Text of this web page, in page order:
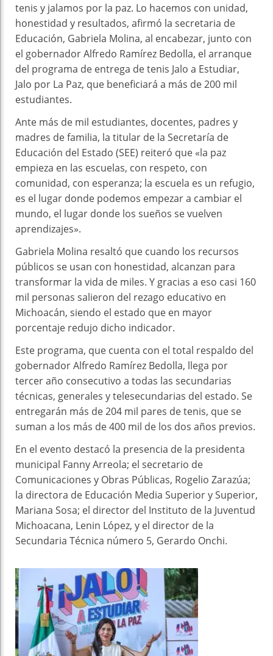
tenis y jalamos por la paz. Lo hacemos con unidad,
honestidad y resultados, afirmó la secretaria de
Educación, Gabriela Molina, al encabezar, junto con
el gobernador Alfredo Ramírez Bedolla, el arranque
del programa de entrega de tenis Jalo a Estudiar,
Jalo por La Paz, que beneficiará a más de 200 mil
estudiantes.
Ante más de mil estudiantes, docentes, padres y
madres de familia, la titular de la Secretaría de
Educación del Estado (SEE) reiteró que «la paz
empieza en las escuelas, con respeto, con
comunidad, con esperanza; la escuela es un refugio,
es el lugar donde podemos empezar a cambiar el
mundo, el lugar donde los sueños se vuelven
aprendizajes».
Gabriela Molina resaltó que cuando los recursos
públicos se usan con honestidad, alcanzan para
transformar la vida de miles. Y gracias a eso casi 160
mil personas salieron del rezago educativo en
Michoacán, siendo el estado que en mayor
porcentaje redujo dicho indicador.
Este programa, que cuenta con el total respaldo del
gobernador Alfredo Ramírez Bedolla, llega por
tercer año consecutivo a todas las secundarias
técnicas, generales y telesecundarias del estado. Se
entregarán más de 204 mil pares de tenis, que se
suman a los más de 400 mil de los dos años previos.
En el evento destacó la presencia de la presidenta
municipal Fanny Arreola; el secretario de
Comunicaciones y Obras Públicas, Rogelio Zarazúa;
la directora de Educación Media Superior y Superior,
Mariana Sosa; el director del Instituto de la Juventud
Michoacana, Lenin López, y el director de la
Secundaria Técnica número 5, Gerardo Onchi.